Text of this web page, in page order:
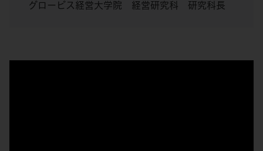
グロービス経営大学院 経営研究科 研究科長